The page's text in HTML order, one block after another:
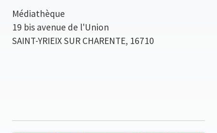
Médiathèque
19 bis avenue de l'Union
SAINT-YRIEIX SUR CHARENTE, 16710